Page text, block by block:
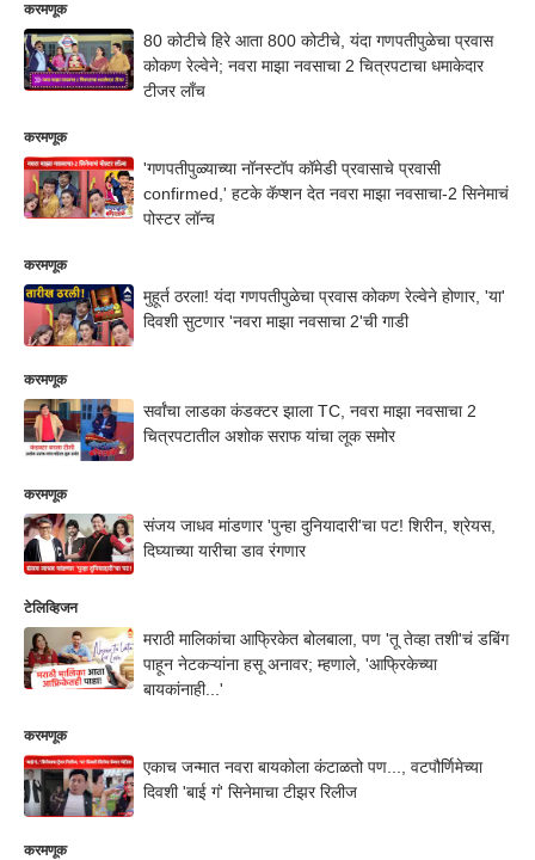
करमणूक
80 कोटीचे हिरे आता 800 कोटीचे, यंदा गणपतीपुळेचा प्रवास
कोकण रेल्वेने; नवरा माझा नवसाचा 2 चित्रपटाचा धमाकेदार
टीजर लाँच
करमणूक
'गणपतीपुळ्याच्या नॉनस्टॉप कॉमेडी प्रवासाचे प्रवासी
confirmed,' हटके कॅप्शन देत नवरा माझा नवसाचा-2 सिनेमाचं
पोस्टर लॉन्च
करमणूक
मुहूर्त ठरला! यंदा गणपतीपुळेचा प्रवास कोकण रेल्वेने होणार, 'या'
दिवशी सुटणार 'नवरा माझा नवसाचा 2'ची गाडी
करमणूक
सर्वांचा लाडका कंडक्टर झाला TC, नवरा माझा नवसाचा 2
चित्रपटातील अशोक सराफ यांचा लूक समोर
करमणूक
संजय जाधव मांडणार 'पुन्हा दुनियादारी'चा पट! शिरीन, श्रेयस,
दिघ्याच्या यारीचा डाव रंगणार
टेलिव्हिजन
मराठी मालिकांचा आफ्रिकेत बोलबाला, पण 'तू तेव्हा तशी'चं डबिंग
पाहून नेटकऱ्यांना हसू अनावर; म्हणाले, 'आफ्रिकेच्या
बायकांनाही...'
करमणूक
एकाच जन्मात नवरा बायकोला कंटाळतो पण..., वटपौर्णिमेच्या
दिवशी 'बाई गं' सिनेमाचा टीझर रिलीज
करमणूक